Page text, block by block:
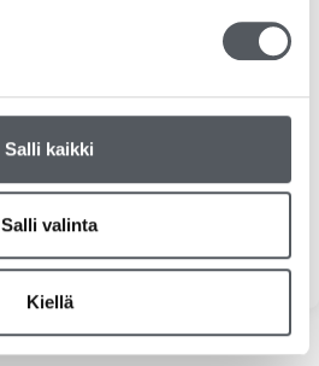
Salli kaikki
Salli valinta
Kiellä